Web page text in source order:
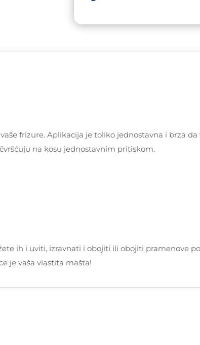
frizure. Aplikacija je toliko jednostavna i brza
na kosu jednostavnim pritiskom.
ih i uviti, izravnati i obojiti ili obojiti pramenove
je vaša vlastita mašta!